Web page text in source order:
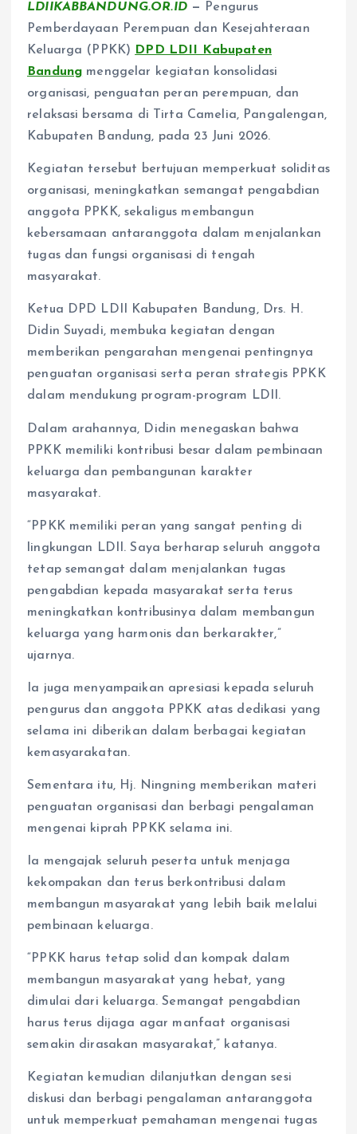
LDIIKABBANDUNG.OR.ID— Pengurus
Pemberdayaan Perempuan dan Kesejahteraan
Keluarga (PPKK) DPD LDII Kabupaten
Bandung menggelar kegiatan konsolidasi
organisasi, penguatan peran perempuan, dan
relaksasi bersama di Tirta Camelia, Pangalengan,
Kabupaten Bandung, pada 23 Juni 2026.
Kegiatan tersebut bertujuan memperkuat soliditas
organisasi, meningkatkan semangat pengabdian
anggota PPKK, sekaligus membangun
kebersamaan antaranggota dalam menjalankan
tugas dan fungsi organisasi di tengah
masyarakat.
Ketua DPD LDII Kabupaten Bandung, Drs. H.
Didin Suyadi, membuka kegiatan dengan
memberikan pengarahan mengenai pentingnya
penguatan organisasi serta peran strategis PPKK
dalam mendukung program-program LDII.
Dalam arahannya, Didin menegaskan bahwa
PPKK memiliki kontribusi besar dalam pembinaan
keluarga dan pembangunan karakter
masyarakat.
“PPKK memiliki peran yang sangat penting di
lingkungan LDII. Saya berharap seluruh anggota
tetap semangat dalam menjalankan tugas
pengabdian kepada masyarakat serta terus
meningkatkan kontribusinya dalam membangun
keluarga yang harmonis dan berkarakter,”
ujarnya.
Ia juga menyampaikan apresiasi kepada seluruh
pengurus dan anggota PPKK atas dedikasi yang
selama ini diberikan dalam berbagai kegiatan
kemasyarakatan.
Sementara itu, Hj. Ningning memberikan materi
penguatan organisasi dan berbagi pengalaman
mengenai kiprah PPKK selama ini.
Ia mengajak seluruh peserta untuk menjaga
kekompakan dan terus berkontribusi dalam
membangun masyarakat yang lebih baik melalui
pembinaan keluarga.
“PPKK harus tetap solid dan kompak dalam
membangun masyarakat yang hebat, yang
dimulai dari keluarga. Semangat pengabdian
harus terus dijaga agar manfaat organisasi
semakin dirasakan masyarakat,” katanya.
Kegiatan kemudian dilanjutkan dengan sesi
diskusi dan berbagi pengalaman antaranggota
untuk memperkuat pemahaman mengenai tugas